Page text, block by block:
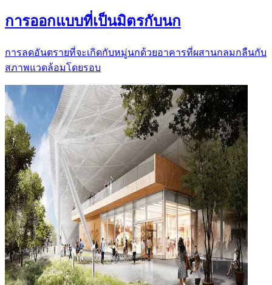
การออกแบบที่เป็นมิตรกับนก
การลดอันตรายที่จะเกิดกับหมู่นกด้วยอาคารที่ผสานกลมกลืนกับ
สภาพแวดล้อมโดยรอบ